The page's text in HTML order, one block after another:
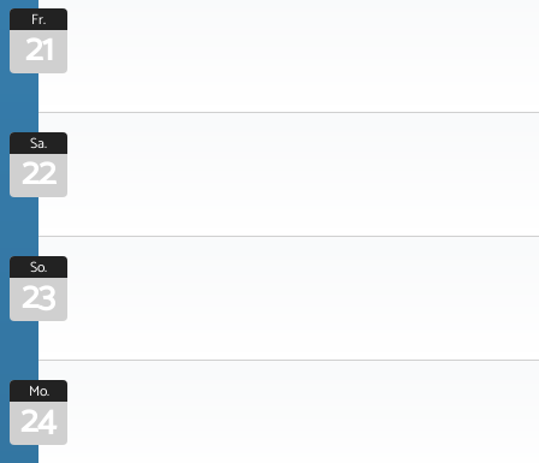
Fr.
21
Sa.
22
So.
23
Mo.
24